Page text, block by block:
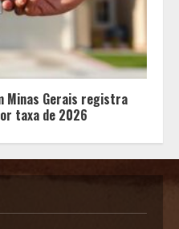
Minas Gerais registra
taxa de 2026